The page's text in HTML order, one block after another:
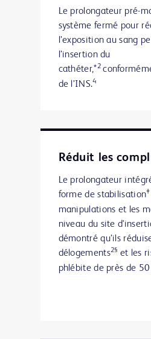
Le prolongateur pré-
système fermé pour
l’exposition au sang
l’insertion du
cathéter,*2
de l’INS.4
Réduit les
Le prolongateur
forme de stabilisation‡
manipulations et les
niveau du site
démontré qu’ils
délogements2§ et les
phlébite de près de 50